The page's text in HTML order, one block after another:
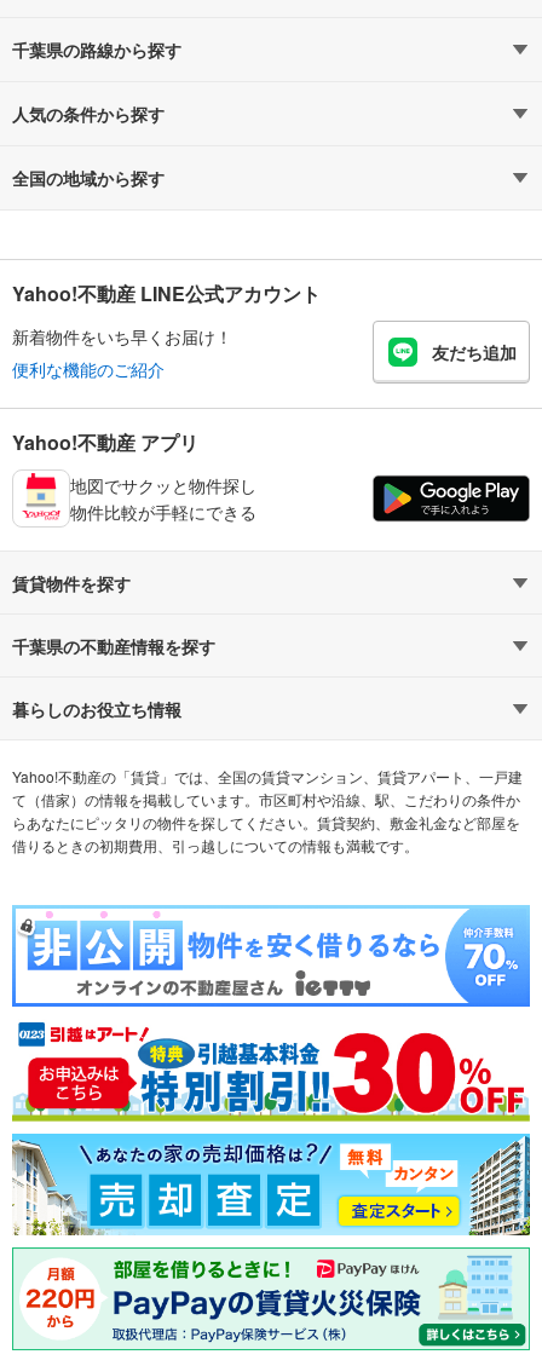
千葉県の路線から探す
人気の条件から探す
全国の地域から探す
Yahoo!不動産 LINE公式アカウント
新着物件をいち早くお届け！
便利な機能のご紹介
友だち追加
Yahoo!不動産 アプリ
地図でサクッと物件探し
物件比較が手軽にできる
賃貸物件を探す
路線・駅から探す
通勤時間から探す
不動産会社から探す 希望の条件から探す
テーマから探す ランキングから探す
千葉県の不動産情報を探す
不動産・住宅
新築マンション 中古マンション
新築一戸建て 中古一戸建て
注文住宅 土地
売却査定
暮らしのお役立ち情報
マンションカタログ 教えて！住まいの先生
Yahoo!不動産の「賃貸」では、全国の賃貸マンション、賃貸アパート、一戸建
て（借家）の情報を掲載しています。市区町村や沿線、駅、こだわりの条件か
らあなたにピッタリの物件を探してください。賃貸契約、敷金礼金など部屋を
借りるときの初期費用、引っ越しについての情報も満載です。